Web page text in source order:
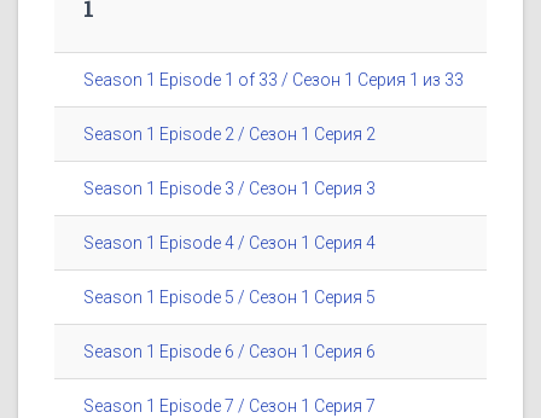
1
Season 1 Episode 1 of 33 / Сезон 1 Серия 1 из 33
Season 1 Episode 2 / Сезон 1 Серия 2
Season 1 Episode 3 / Сезон 1 Серия 3
Season 1 Episode 4 / Сезон 1 Серия 4
Season 1 Episode 5 / Сезон 1 Серия 5
Season 1 Episode 6 / Сезон 1 Серия 6
Season 1 Episode 7 / Сезон 1 Серия 7